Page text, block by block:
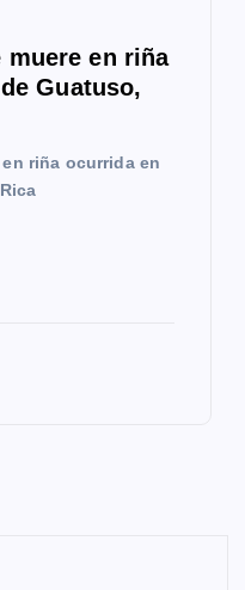
muere en riña
Guatuso,
riña ocurrida en